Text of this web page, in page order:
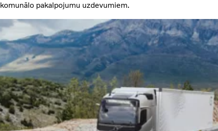
komunālo pakalpojumu uzdevumiem.